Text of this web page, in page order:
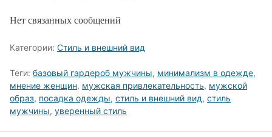
Нет связанных сообщений
Категории: Стиль и внешний вид
Теги: базовый гардероб мужчины, минимализм в одежде,
мнение женщин, мужская привлекательность, мужской
образ, посадка одежды, стиль и внешний вид, стиль
мужчины, уверенный стиль